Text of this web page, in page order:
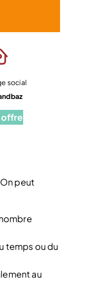
social
peut
temps ou du
au